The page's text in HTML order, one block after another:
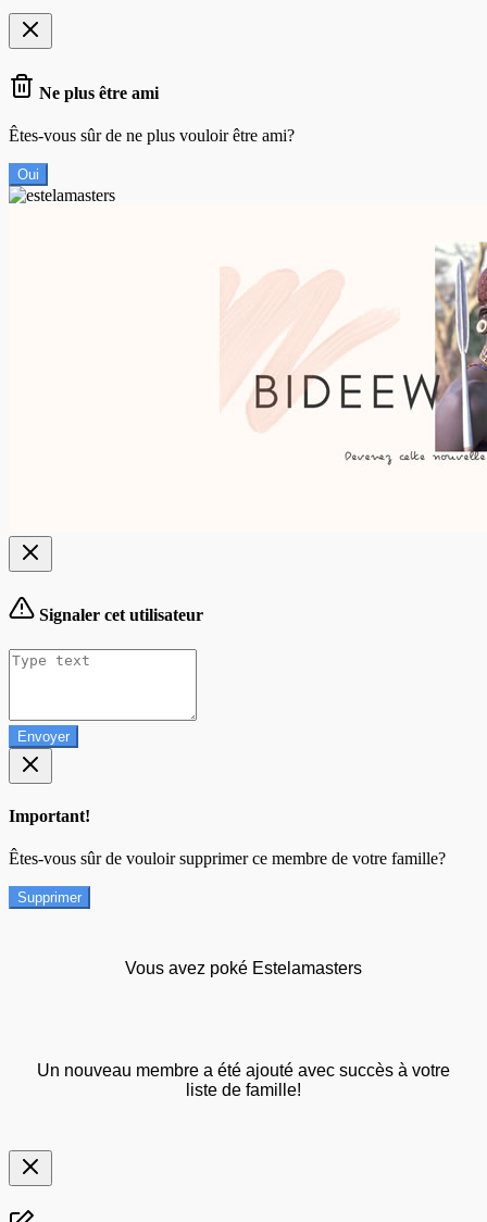
Ne plus être ami
Êtes-vous sûr de ne plus vouloir être ami?
Oui
Signaler cet utilisateur
Envoyer
Important!
Êtes-vous sûr de vouloir supprimer ce membre de votre famille?
Supprimer
Vous avez poké Estelamasters
Un nouveau membre a été ajouté avec succès à votre
liste de famille!